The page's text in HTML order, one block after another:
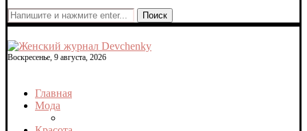
Поиск
Воскресенье, 9 августа, 2026
Главная
Мода